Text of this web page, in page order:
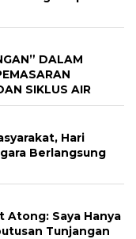
DALAM
SIKLUS AIR
Hari
Berlangsung
Atong: Saya Hanya
Tunjangan